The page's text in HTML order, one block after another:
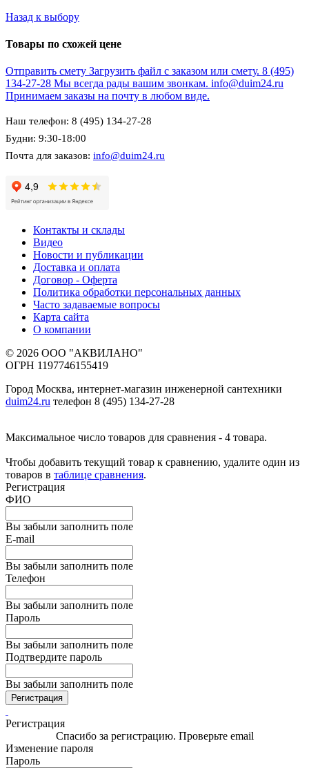
Назад к выбору
Товары по схожей цене
Отправить смету Загрузить файл с заказом или смету. 8 (495)
134-27-28 Мы всегда рады вашим звонкам. info@duim24.ru
Принимаем заказы на почту в любом виде.
Наш телефон: 8 (495) 134-27-28
Будни: 9:30-18:00
Почта для заказов: info@duim24.ru
Контакты и склады
Видео
Новости и публикации
Доставка и оплата
Договор - Оферта
Политика обработки персональных данных
Часто задаваемые вопросы
Карта сайта
О компании
© 2026 ООО "АКВИЛАНО"
ОГРН 1197746155419
Город Москва, интернет-магазин инженерной сантехники
duim24.ru телефон 8 (495) 134-27-28
Максимальное число товаров для сравнения - 4 товара.
Чтобы добавить текущий товар к сравнению, удалите один из
товаров в таблице сравнения.
Регистрация
ФИО
Вы забыли заполнить поле
E-mail
Вы забыли заполнить поле
Телефон
Вы забыли заполнить поле
Пароль
Вы забыли заполнить поле
Подтвердите пароль
Вы забыли заполнить поле
Регистрация
Регистрация
Спасибо за регистрацию. Проверьте email
Изменение пароля
Пароль